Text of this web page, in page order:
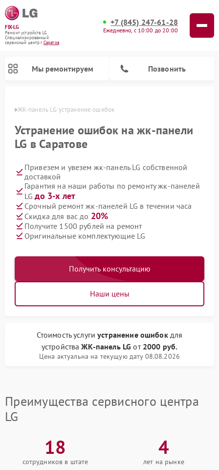
FIX-LG
Ремонт устройств LG
Специализированный
cервисный центр г.Саратов
+7 (845) 247-61-28
Ежедневно, с 10:00 до 20:00
Мы ремонтируем Позвонить
ЖК-панель LG устранение ошибок
Устранение ошибок на жк-панели
LG в Саратове
Привезем и увезем жк-панель LG собственной
доставкой
Гарантия на наши работы по ремонту жк-панелей
LGдо 3-х лет
Срочный ремонт жк-панелей LG в течении часа
Скидка для вас до 20%
Получите 1500 рублей на ремонт
Оригинальные комплектующие LG
Получить консультацию
Наши цены
Стоимость услугиустранение ошибокдля
устройстваЖК-панель LG от 2000 руб.
Цена актуальна на текущую дату 08.08.2026
Преимущества сервисного центра
LG
18
сотрудников в штате
4
лет на рынке